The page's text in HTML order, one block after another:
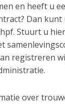
en heeft u
Dan
Stuurt u
registreren
over